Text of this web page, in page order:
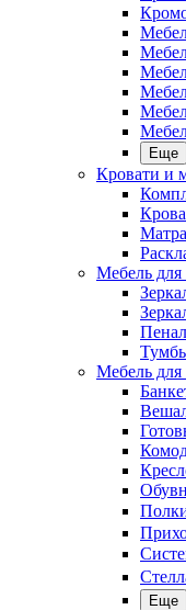
Еще
Кровати и
Мебель
Мебель для
Еще